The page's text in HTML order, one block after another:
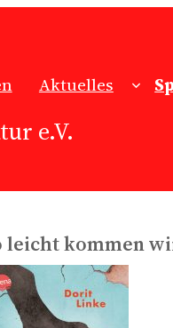
Aktuelles
e.V.
leicht kommen